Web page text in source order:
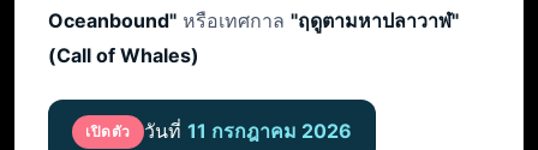
Oceanbound" หรือเทศกาล "ฤดูตามหาปลาวาฬ"
(Call of Whales)
เปิดตัว วันที่ 11 กรกฎาคม 2026